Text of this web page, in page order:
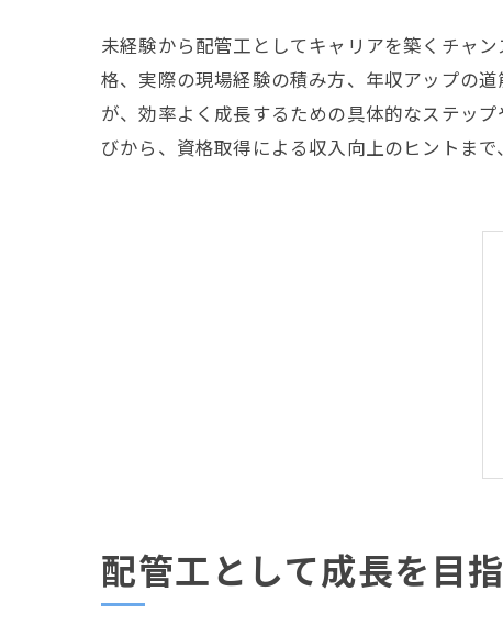
未経験から配管工としてキャリアを築くチャ
格、実際の現場経験の積み方、年収アップの
が、効率よく成長するための具体的なステッ
びから、資格取得による収入向上のヒントま
配管工として成長を目